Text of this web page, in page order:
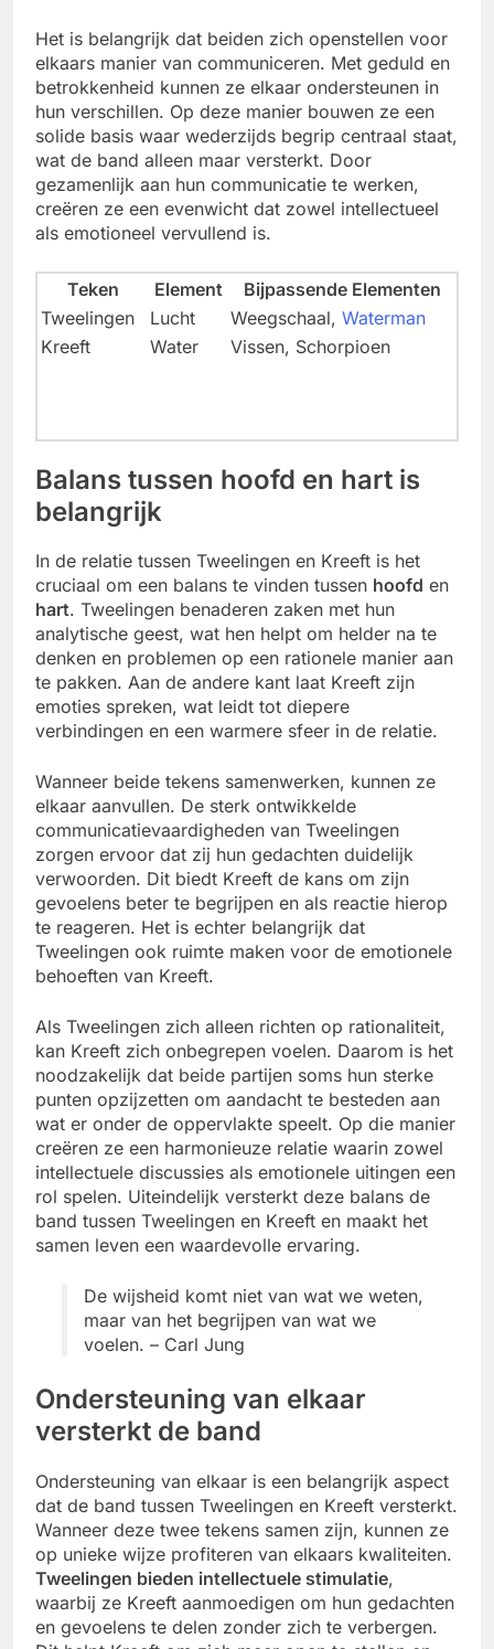
Het is belangrijk dat beiden zich openstellen voor
elkaars manier van communiceren. Met geduld en
betrokkenheid kunnen ze elkaar ondersteunen in
hun verschillen. Op deze manier bouwen ze een
solide basis waar wederzijds begrip centraal staat,
wat de band alleen maar versterkt. Door
gezamenlijk aan hun communicatie te werken,
creëren ze een evenwicht dat zowel intellectueel
als emotioneel vervullend is.
Teken Element
Bijpassende Elementen
Tweelingen
Lucht Weegschaal, Waterman
Kreeft
Water Vissen, Schorpioen
Balans tussen hoofd en hart is
belangrijk
In de relatie tussen Tweelingen en Kreeft is het
cruciaal om een balans te vinden tussen hoofd en
hart. Tweelingen benaderen zaken met hun
analytische geest, wat hen helpt om helder na te
denken en problemen op een rationele manier aan
te pakken. Aan de andere kant laat Kreeft zijn
emoties spreken, wat leidt tot diepere
verbindingen en een warmere sfeer in de relatie.
Wanneer beide tekens samenwerken, kunnen ze
elkaar aanvullen. De sterk ontwikkelde
communicatievaardigheden van Tweelingen
zorgen ervoor dat zij hun gedachten duidelijk
verwoorden. Dit biedt Kreeft de kans om zijn
gevoelens beter te begrijpen en als reactie hierop
te reageren. Het is echter belangrijk dat
Tweelingen ook ruimte maken voor de emotionele
behoeften van Kreeft.
Als Tweelingen zich alleen richten op rationaliteit,
kan Kreeft zich onbegrepen voelen. Daarom is het
noodzakelijk dat beide partijen soms hun sterke
punten opzijzetten om aandacht te besteden aan
wat er onder de oppervlakte speelt. Op die manier
creëren ze een harmonieuze relatie waarin zowel
intellectuele discussies als emotionele uitingen een
rol spelen. Uiteindelijk versterkt deze balans de
band tussen Tweelingen en Kreeft en maakt het
samen leven een waardevolle ervaring.
De wijsheid komt niet van wat we weten,
maar van het begrijpen van wat we
voelen. – Carl Jung
Ondersteuning van elkaar
versterkt de band
Ondersteuning van elkaar is een belangrijk aspect
dat de band tussen Tweelingen en Kreeft versterkt.
Wanneer deze twee tekens samen zijn, kunnen ze
op unieke wijze profiteren van elkaars kwaliteiten.
Tweelingen bieden intellectuele stimulatie,
waarbij ze Kreeft aanmoedigen om hun gedachten
en gevoelens te delen zonder zich te verbergen.